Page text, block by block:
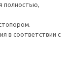
полностью,
в соответствии с